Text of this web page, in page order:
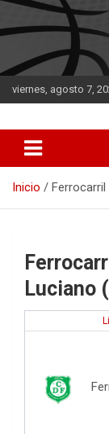
Saltar
al
contenido
viernes, agosto 7,
DATA
Inicio
Luciano